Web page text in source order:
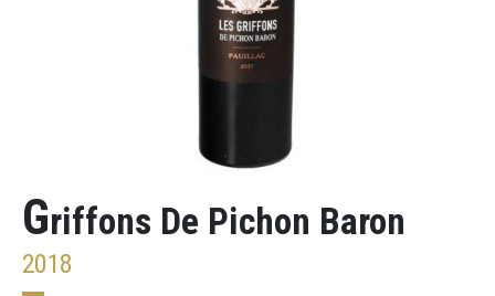
Griffons De Pichon Baron
2018